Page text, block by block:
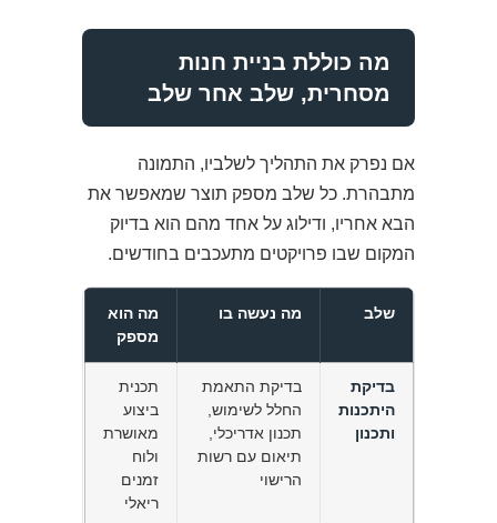
מה כוללת בניית חנות
מסחרית, שלב אחר שלב
אם נפרק את התהליך לשלביו, התמונה
מתבהרת. כל שלב מספק תוצר שמאפשר את
הבא אחריו, ודילוג על אחד מהם הוא בדיוק
המקום שבו פרויקטים מתעכבים בחודשים.
שלב מה נעשה בו
מה הוא
מספק
בדיקת
היתכנות
ותכנון
בדיקת התאמת
החלל לשימוש,
תכנון אדריכלי,
תיאום עם רשות
הרישוי
תכנית
ביצוע
מאושרת
ולוח
זמנים
ריאלי